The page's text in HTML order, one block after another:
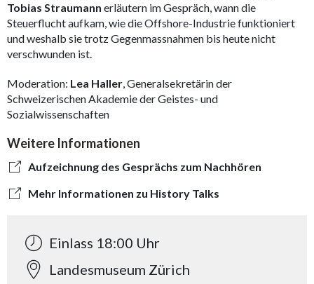
Tobias Straumann erläutern im Gespräch, wann die
Steuerflucht aufkam, wie die Offshore-Industrie funktioniert
und weshalb sie trotz Gegenmassnahmen bis heute nicht
verschwunden ist.
Moderation: Lea Haller, Generalsekretärin der
Schweizerischen Akademie der Geistes- und
Sozialwissenschaften
Weitere Informationen
Aufzeichnung des Gesprächs zum Nachhören
Mehr Informationen zu History Talks
Einlass 18:00 Uhr
Landesmuseum Zürich